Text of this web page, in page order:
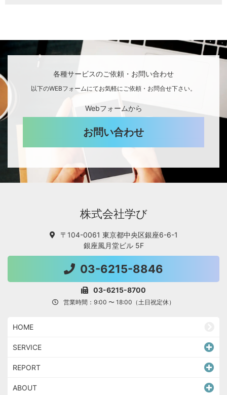
各種サービスのご依頼・お問い合わせ
以下のWEBフォームにてお気軽にご依頼・お問合せ下さい。
Webフォームから
お問い合わせ
株式会社学び
〒104-0061 東京都中央区銀座6-6-1
銀座風月堂ビル 5F
03-6215-8846
03-6215-8700
営業時間：9:00 〜 18:00（土日祝定休）
HOME
SERVICE
REPORT
ABOUT